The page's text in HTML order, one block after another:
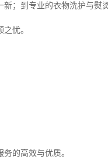
；到专业的衣物洗护与熨
忧。
的高效与优质。